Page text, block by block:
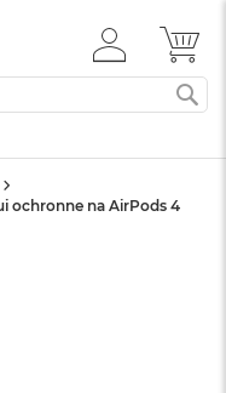
ZALOGUJ
SIĘ
ochronne na AirPods 4